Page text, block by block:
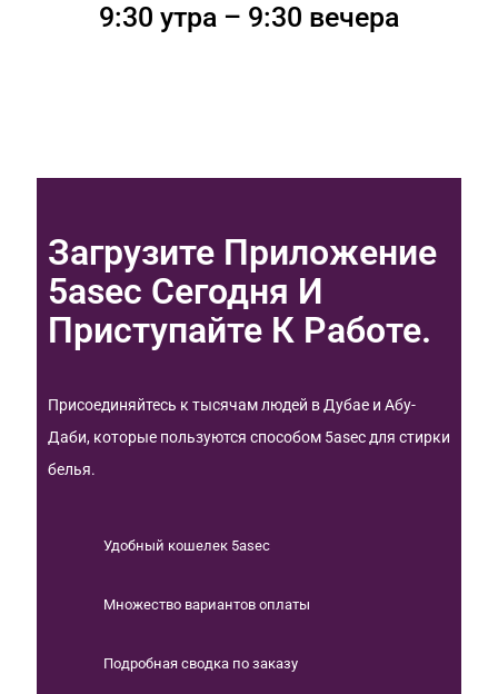
9:30 утра – 9:30 вечера
Загрузите Приложение
5asec Сегодня И
Приступайте К Работе.
Присоединяйтесь к тысячам людей в Дубае и Абу-
Даби, которые пользуются способом 5asec для стирки
белья.
Удобный кошелек 5asec
Множество вариантов оплаты
Подробная сводка по заказу